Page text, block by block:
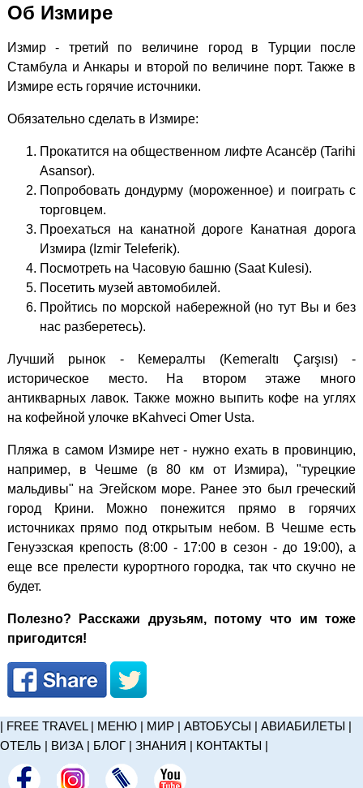
Об Измире
Измир - третий по величине город в Турции после
Стамбула и Анкары и второй по величине порт. Также в
Измире есть горячие источники.
Обязательно сделать в Измире:
Прокатится на общественном лифте Асансёр (Tarihi
Asansor).
Попробовать дондурму (мороженное) и поиграть с
торговцем.
Проехаться на канатной дороге Канатная дорога
Измира (Izmir Teleferik).
Посмотреть на Часовую башню (Saat Kulesi).
Посетить музей автомобилей.
Пройтись по морской набережной (но тут Вы и без
нас разберетесь).
Лучший рынок - Кемералты (Kemeraltı Çarşısı) -
историческое место. На втором этаже много
антикварных лавок. Также можно выпить кофе на углях
на кофейной улочке вKahveci Omer Usta.
Пляжа в самом Измире нет - нужно ехать в провинцию,
например, в Чешме (в 80 км от Измира), "турецкие
мальдивы" на Эгейском море. Ранее это был греческий
город Крини. Можно понежится прямо в горячих
источниках прямо под открытым небом. В Чешме есть
Генуэзская крепость (8:00 - 17:00 в сезон - до 19:00), а
еще все прелести курортного городка, так что скучно не
будет.
Полезно? Расскажи друзьям, потому что им тоже
пригодится!
| FREE TRAVEL| МЕНЮ | МИР | АВТОБУСЫ | АВИАБИЛЕТЫ |
ОТЕЛЬ | ВИЗА | БЛОГ | ЗНАНИЯ | КОНТАКТЫ |